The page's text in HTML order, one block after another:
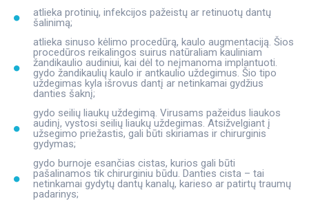
atlieka protinių, infekcijos pažeistų ar retinuotų dantų
šalinimą;
atlieka sinuso kėlimo procedūrą, kaulo augmentaciją. Šios
procedūros reikalingos suirus natūraliam kauliniam
žandikaulio audiniui, kai dėl to neįmanoma implantuoti.
gydo žandikaulių kaulo ir antkaulio uždegimus. Šio tipo
uždegimas kyla išrovus dantį ar netinkamai gydžius
danties šaknį;
gydo seilių liaukų uždegimą. Virusams pažeidus liaukos
audinį, vystosi seilių liaukų uždegimas. Atsižvelgiant į
užsegimo priežastis, gali būti skiriamas ir chirurginis
gydymas;
gydo burnoje esančias cistas, kurios gali būti
pašalinamos tik chirurginiu būdu. Danties cista – tai
netinkamai gydytų dantų kanalų, karieso ar patirtų traumų
padarinys;